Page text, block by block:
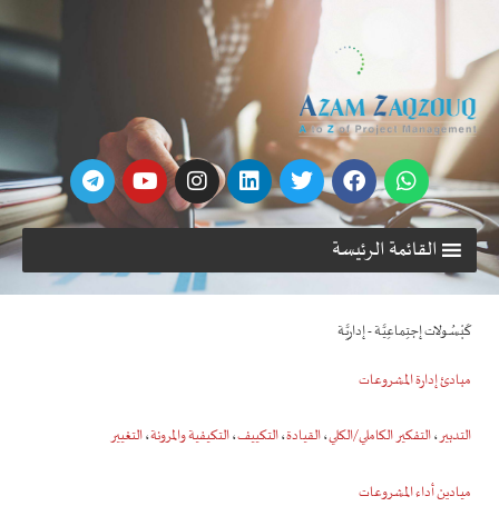
القائمة الرئيسة
كَبْسُـولات إجتِماعِيَّـة - إداريَّـة
مبادئ إدارة المشروعات
التدبير،التفكير الكاملي/الكلي،القيادة،التكييف،التكيفية والمرونة،التغيير
ميادين أداء المشروعات